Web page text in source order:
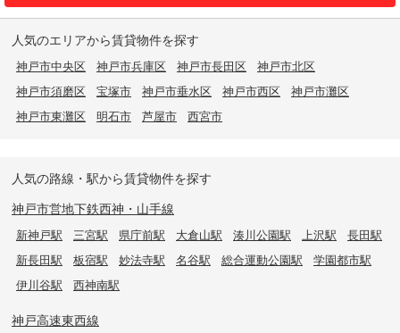
人気のエリアから賃貸物件を探す
神戸市中央区 神戸市兵庫区 神戸市長田区
神戸市北区
神戸市須磨区
宝塚市 神戸市垂水区 神戸市西区
神戸市灘区
神戸市東灘区
明石市 芦屋市 西宮市
人気の路線・駅から賃貸物件を探す
神戸市営地下鉄西神・山手線
新神戸駅 三宮駅 県庁前駅 大倉山駅 湊川公園駅 上沢駅
長田駅
新長田駅
板宿駅 妙法寺駅 名谷駅 総合運動公園駅
学園都市駅
伊川谷駅
西神南駅
神戸高速東西線